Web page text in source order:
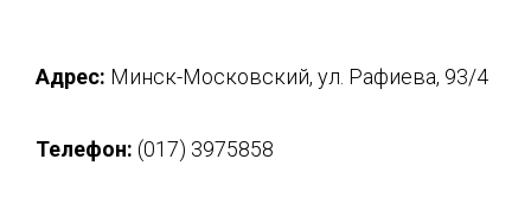
Адрес: Минск-Московский, ул. Рафиева, 93/4
Телефон: (017) 3975858